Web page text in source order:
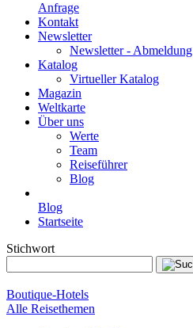
Anfrage
Kontakt
Newsletter
Newsletter - Abmeldung
Katalog
Virtueller Katalog
Magazin
Weltkarte
Über uns
Werte
Team
Reiseführer
Blog
Blog
Startseite
Stichwort
Boutique-Hotels
Alle Reisethemen